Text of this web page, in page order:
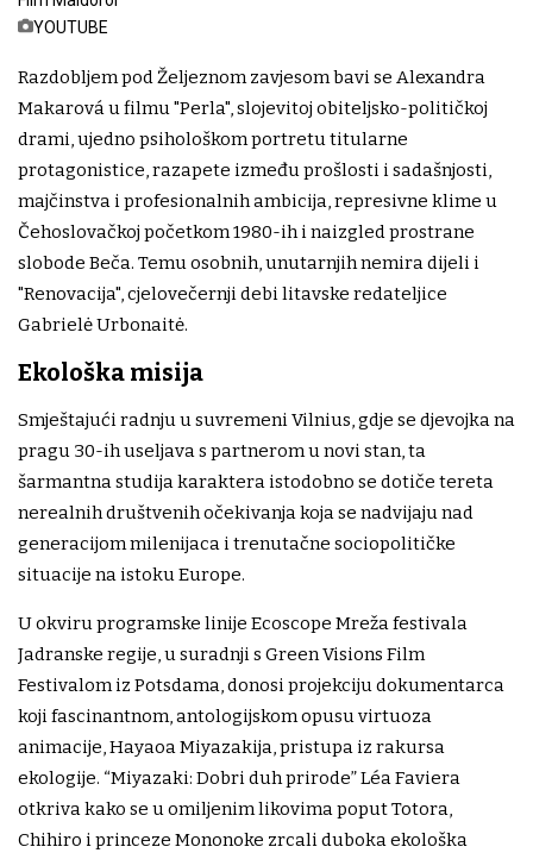
YOUTUBE
Razdobljem pod Željeznom zavjesom bavi se Alexandra
Makarová u filmu "Perla", slojevitoj obiteljsko-političkoj
drami, ujedno psihološkom portretu titularne
protagonistice, razapete između prošlosti i sadašnjosti,
majčinstva i profesionalnih ambicija, represivne klime u
Čehoslovačkoj početkom 1980-ih i naizgled prostrane
slobode Beča. Temu osobnih, unutarnjih nemira dijeli i
"Renovacija", cjelovečernji debi litavske redateljice
Gabrielė Urbonaitė.
Ekološka misija
Smještajući radnju u suvremeni Vilnius, gdje se djevojka na
pragu 30-ih useljava s partnerom u novi stan, ta
šarmantna studija karaktera istodobno se dotiče tereta
nerealnih društvenih očekivanja koja se nadvijaju nad
generacijom milenijaca i trenutačne sociopolitičke
situacije na istoku Europe.
U okviru programske linije Ecoscope Mreža festivala
Jadranske regije, u suradnji s Green Visions Film
Festivalom iz Potsdama, donosi projekciju dokumentarca
koji fascinantnom, antologijskom opusu virtuoza
animacije, Hayaoa Miyazakija, pristupa iz rakursa
ekologije. “Miyazaki: Dobri duh prirode” Léa Faviera
otkriva kako se u omiljenim likovima poput Totora,
Chihiro i princeze Mononoke zrcali duboka ekološka